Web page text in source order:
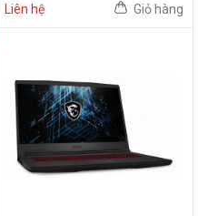
Liên hệ Giỏ hàng